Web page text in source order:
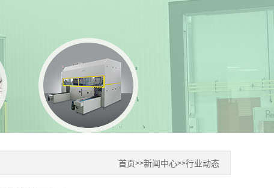
首页>>新闻中心>>行业动态